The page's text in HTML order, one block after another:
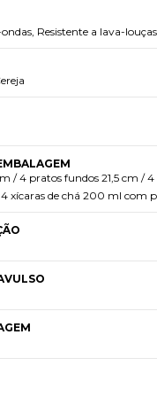
Resistente a lava-louças
/ 4 pratos fundos 21,5 cm /
xícaras de chá 200 ml com